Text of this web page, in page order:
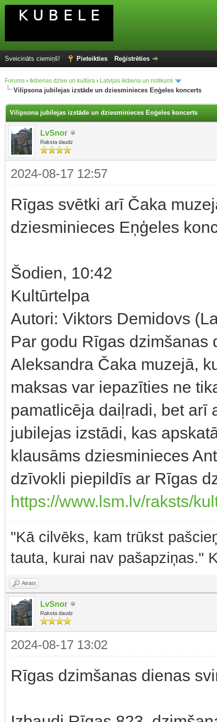
Sveicināts ciemiņš! Pieteikties Reģistrēties
Forums › Ikdienas dzīve un kultūra › Latvijas ikdiena un notikumi
Vilipsona jubilejas izstāde un dziesminieces Eņģeles koncerts
Vilipsona jubilejas izstāde un dziesminieces Eņģeles koncerts
LvSnor
Raksta daudz
2024-08-17 12:57
Rīgas svētki arī Čaka
dziesminieces Eņģeles
Šodien, 10:42
Kultūrtelpa
Autori: Viktors Demidovs
Par godu Rīgas
Aleksandra Čaka muzejā,
maksas var iepazīties ne
pamatlicēja daiļradi, bet arī
jubilejas izstādi, kas
klausāms dziesminieces
dzīvokli piepildīs ar Rīgas
https://www.lsm.lv/raksts/
"Kā cilvēks, kam trūkst
tauta, kurai nav pašapziņas."
Atrast
LvSnor
Raksta daudz
2024-08-17 13:02
Rīgas dzimšanas dienas